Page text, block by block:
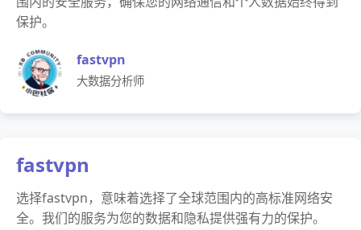
保护。
fastvpn
大数据分析师
fastvpn
选择fastvpn，意味着选择了全球范围内的高标准网络安
全。我们的服务为您的数据和隐私提供强有力的保护。